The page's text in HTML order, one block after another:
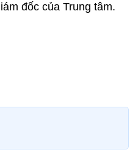
đốc của Trung tâm.